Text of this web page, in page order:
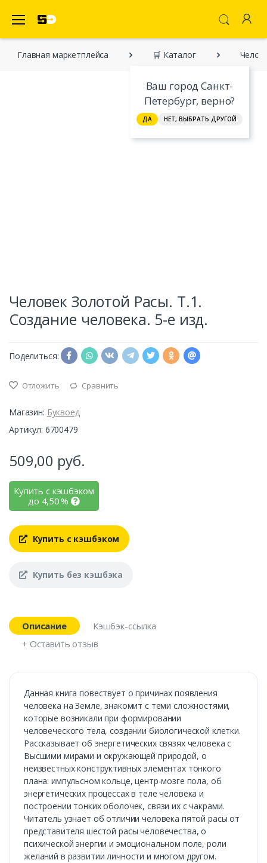
Ваш город Санкт-
Петербург, верно?
ДА НЕТ, ВЫБРАТЬ ДРУГОЙ
Главная марĸетплейса 🛒 Каталог
Человек Золотой Расы. Т.1.
Создание человека. 5-е изд.
Поделиться:
Отложить Сравнить
Магазин: Буквоед
Артикул: 6700479
509,00 руб.
Купить с кэшбэком
до 4,50%
Купить с кэшбэком
Купить без кэшбэка
Описание
Кэшбэк-ссылка
+ Оставить отзыв
Данная книга повествует о причинах появления
человека на Земле, знакомит с теми сложностями,
которые возникали при формировании
человеческого тела, создании биологической клетки.
Рассказывает об энергетических связях человека с
Высшими мирами и окружающей природой, о
неизвестных конструктивных элементах тонкого
плана: импульсном кольце, центр-мозге пола, об
энергетических процессах в теле человека и
построении тонких оболочек, связи их с чакрами.
Читатель узнает об отличии человека пятой расы от
представителя шестой расы человечества, о
психической энергии и эмоциональном поле, роли
желаний в развитии личности и многом другом.